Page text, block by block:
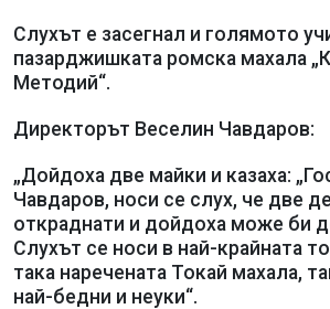
Слухът е засегнал и голямото
пазарджишката ромска махала
Методий“.
Директорът Веселин Чавдаров:
„Дойдоха две майки и казаха:
Чавдаров, носи се слух, че две
откраднати и дойдоха може би
Слухът се носи в най-крайната
така наречената Токай махала,
най-бедни и неуки“.